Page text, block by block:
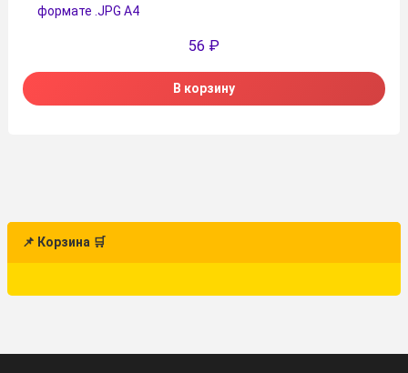
формате .JPG А4
56 ₽
В корзину
📌 Корзина 🛒